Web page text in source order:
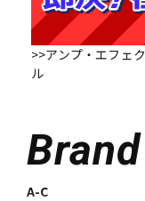
>>アンプ・エフェ
ル
Brand
A-C